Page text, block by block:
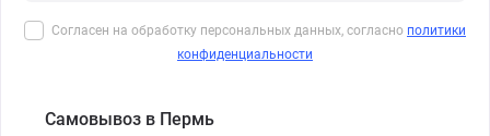
Согласен на обработку персональных данных, согласно политики
конфиденциальности
Самовывоз в Пермь